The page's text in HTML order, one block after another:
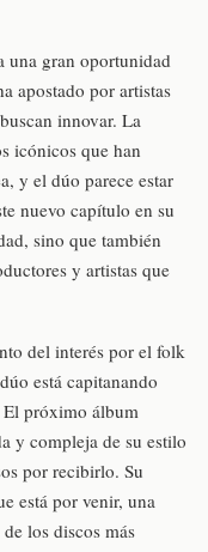
una gran oportunidad
apostado por artistas
innovar. La
icónicos que han
y el dúo parece estar
nuevo capítulo en su
sino que también
y artistas que
del interés por el folk
está capitanando
El próximo álbum
y compleja de su estilo
por recibirlo. Su
está por venir, una
los discos más